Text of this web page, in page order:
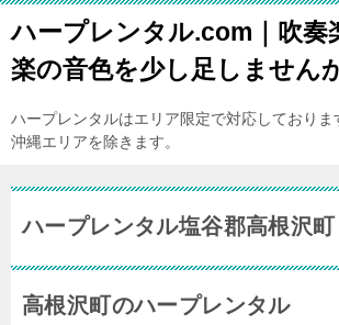
ハープレンタル.com｜吹奏
楽の音色を少し足しません
ハープレンタルはエリア限定で対応しておりま
沖縄エリアを除きます。
ハープレンタル塩谷郡高根沢町
高根沢町のハープレンタル